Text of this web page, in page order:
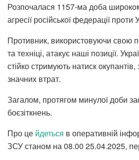
Розпочалася 1157-ма доба
агресії російської федерації проти
Противник, використовуючи свою
та техніці, атакує наші позиції.
стійко стримують натиск
значних втрат.
Загалом, протягом минулої доби
боєзіткнень.
Про це йдеться в оперативній
ЗСУ станом на 08.00 25.04.2025,